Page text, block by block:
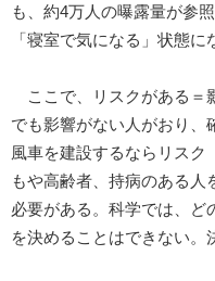
も、約4万人の曝露量が参
「寝室で気になる」状態に
ここで、リスクがある＝
でも影響がない人がおり、
風車を建設するならリスク
もや高齢者、持病のある人
必要がある。科学では、ど
を決めることはできない。